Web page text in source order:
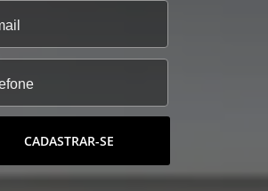
CADASTRAR-SE